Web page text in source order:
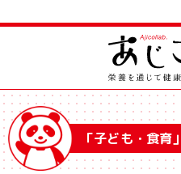
「子ども・食育